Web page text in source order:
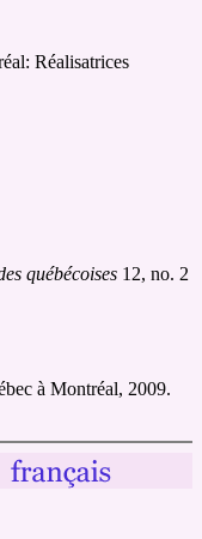
Réalisatrices
québécoises 12, no. 2
à Montréal, 2009.